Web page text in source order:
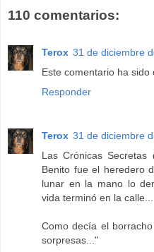
110 comentarios:
Terox 31 de diciembre
Este comentario ha sido
Responder
Terox 31 de diciembre
Las Crónicas Secretas
Benito fue el heredero
lunar en la mano lo
vida terminó en la calle...
Como decía el
sorpresas..."